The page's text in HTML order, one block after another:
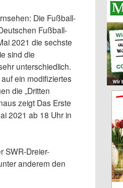
Die Fußball-
Fußball-
2021 die sechste
sind die
unterschiedlich.
ein modifiziertes
die „Dritten
zeigt Das Erste
2021 ab 18 Uhr in
SWR-Dreier-
anderem den